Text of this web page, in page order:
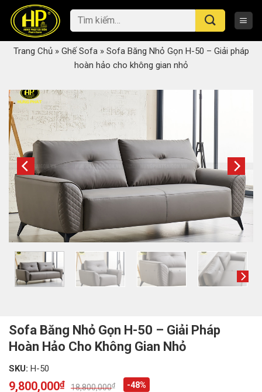
content
Tìm
kiếm:
Trang Chủ» Ghế Sofa» Sofa Băng Nhỏ Gọn H-50 – Giải pháp
hoàn hảo cho không gian nhỏ
Sofa Băng Nhỏ Gọn H-50 – Giải Pháp
Hoàn Hảo Cho Không Gian Nhỏ
SKU: H-50
18,800,000₫
Original
9,800,000₫
Current
-48%